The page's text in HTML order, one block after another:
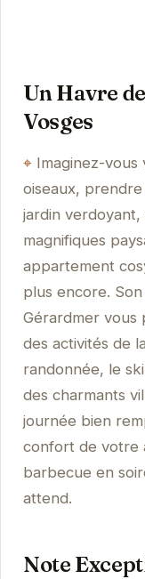
Un Havre
Vosges
Imaginez-vous
oiseaux,
jardin
magnifiques
appartement
plus encore.
Gérardmer
des activités de
randonnée, le
des charmants
journée bien
confort de votre
barbecue en
attend.
Note